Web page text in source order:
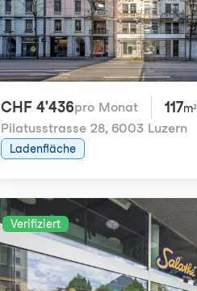
CHF 4'436pro Monat 117m²
Pilatusstrasse 28, 6003 Luzern
Ladenfläche
Verifiziert